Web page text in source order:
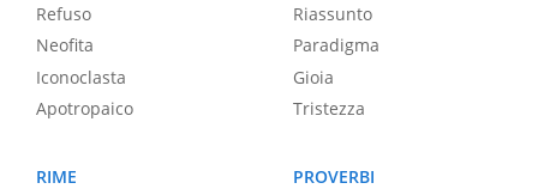
Refuso
Neofita
Iconoclasta
Apotropaico
Riassunto
Paradigma
Gioia
Tristezza
RIME
PROVERBI